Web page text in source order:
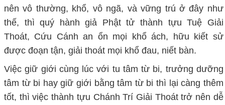
nên vô thường, khổ, vô ngã, và vững trú ở đây như
thế, thì quý hành giả Phật tử thành tựu Tuệ Giải
Thoát, Cứu Cánh an ổn mọi khổ ách, hữu kiết sử
được đoạn tận, giải thoát mọi khổ đau, niết bàn.
Việc giữ giới cùng lúc với tu tâm từ bi, trưởng dưỡng
tâm từ bi hay giữ giới bằng tâm từ bi thì lại càng thêm
tốt, thì việc thành tựu Chánh Trí Giải Thoát trở nên dễ